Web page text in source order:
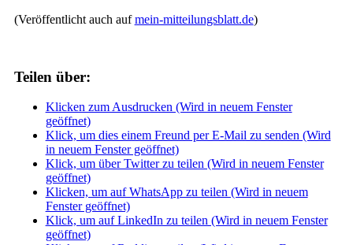
(Veröffentlicht auch aufmein-mitteilungsblatt.de)
Teilen über:
Klicken zum Ausdrucken (Wird in neuem Fenster
geöffnet)
Klick, um dies einem Freund per E-Mail zu senden (Wird
in neuem Fenster geöffnet)
Klick, um über Twitter zu teilen (Wird in neuem Fenster
geöffnet)
Klicken, um auf WhatsApp zu teilen (Wird in neuem
Fenster geöffnet)
Klick, um auf LinkedIn zu teilen (Wird in neuem Fenster
geöffnet)